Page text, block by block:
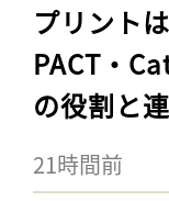
プリント
PACT・
の役割と
21時間前